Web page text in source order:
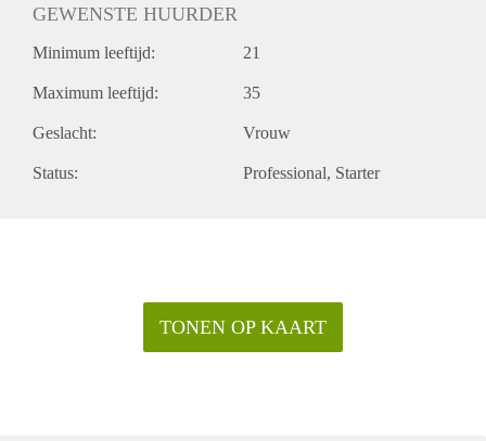
GEWENSTE HUURDER
Minimum leeftijd: 21
Maximum leeftijd: 35
Geslacht: Vrouw
Status: Professional Starter
TONEN OP KAART